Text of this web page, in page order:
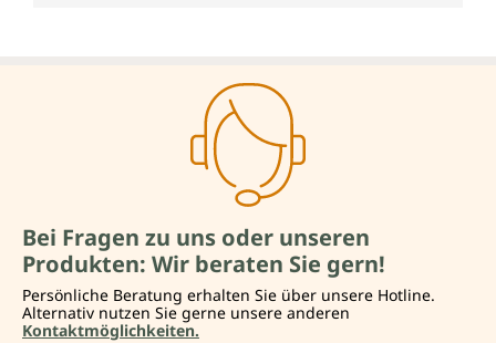
Bei Fragen zu uns oder unseren
Produkten: Wir beraten Sie gern!
Persönliche Beratung erhalten Sie über unsere Hotline.
Alternativ nutzen Sie gerne unsere anderen
Kontaktmöglichkeiten.